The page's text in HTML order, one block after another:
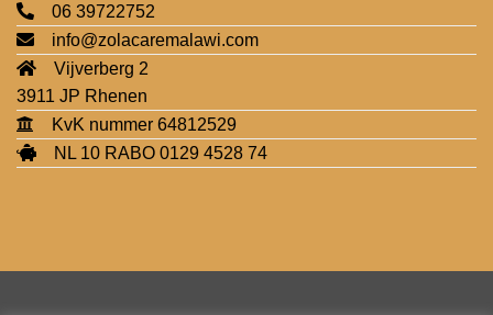
06 39722752
info@zolacaremalawi.com
Vijverberg 2
3911 JP Rhenen
KvK nummer 64812529
NL 10 RABO 0129 4528 74